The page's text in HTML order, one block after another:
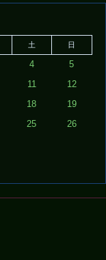
土 日
4 5
11 12
18 19
25 26